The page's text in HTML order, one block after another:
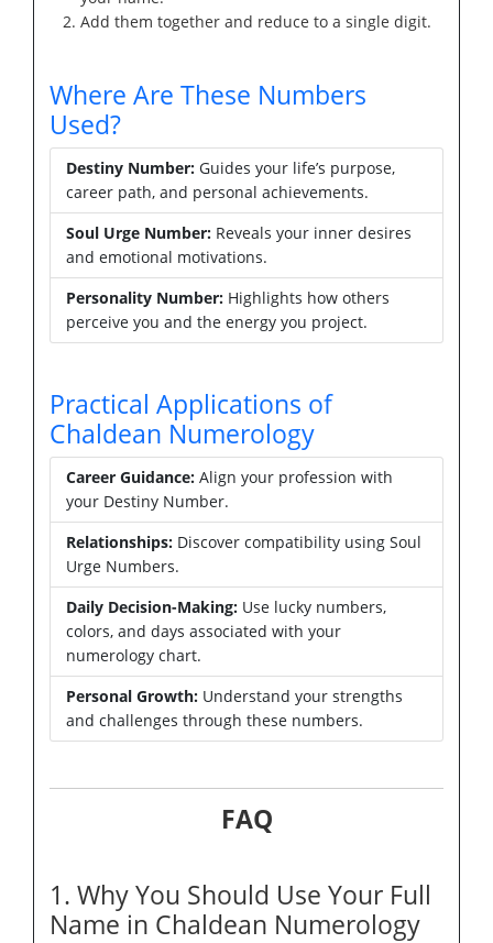
Add them together and reduce to a single digit.
Where Are These Numbers
Used?
Destiny Number: Guides your life’s purpose,
career path, and personal achievements.
Soul Urge Number: Reveals your inner desires
and emotional motivations.
Personality Number: Highlights how others
perceive you and the energy you project.
Practical Applications of
Chaldean Numerology
Career Guidance: Align your profession with
your Destiny Number.
Relationships: Discover compatibility using Soul
Urge Numbers.
Daily Decision-Making: Use lucky numbers,
colors, and days associated with your
numerology chart.
Personal Growth: Understand your strengths
and challenges through these numbers.
FAQ
1. Why You Should Use Your Full
Name in Chaldean Numerology